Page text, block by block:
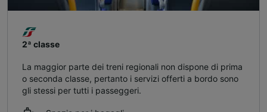
2ª classe
La maggior parte dei treni regionali non dispone di prima
o seconda classe, pertanto i servizi offerti a bordo sono
gli stessi per tutti i passeggeri.